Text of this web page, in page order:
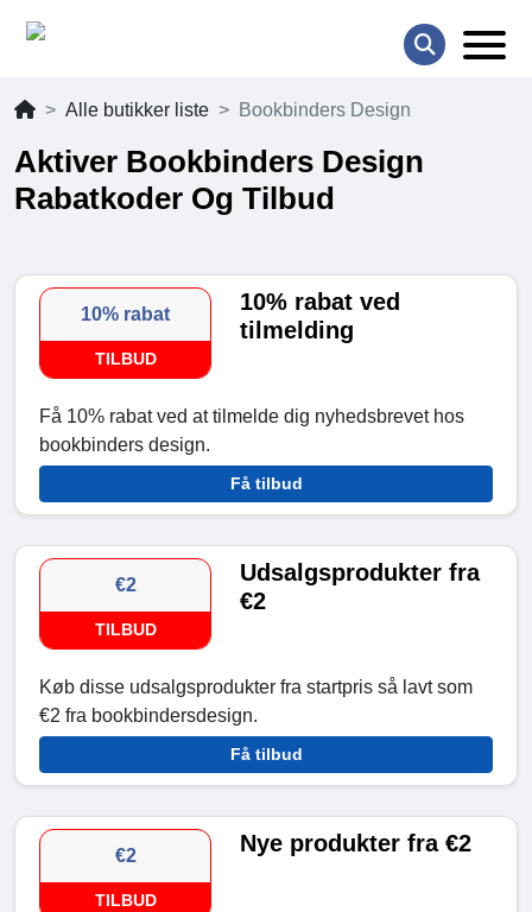
Alle butikker liste Bookbinders Design
Aktiver Bookbinders Design
Rabatkoder Og Tilbud
10% rabat
TILBUD
10% rabat ved
tilmelding
Få 10% rabat ved at tilmelde dig nyhedsbrevet hos
bookbinders design.
Få tilbud
€2
TILBUD
Udsalgsprodukter fra
€2
Køb disse udsalgsprodukter fra startpris så lavt som
€2 fra bookbindersdesign.
Få tilbud
€2
TILBUD
Nye produkter fra €2